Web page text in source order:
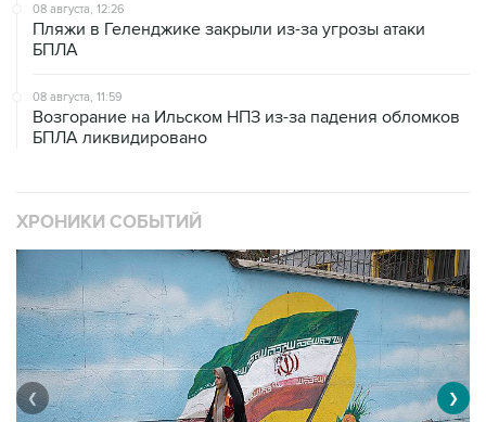
08 августа, 12:26
Пляжи в Геленджике закрыли из-за угрозы атаки
БПЛА
08 августа, 11:59
Возгорание на Ильском НПЗ из-за падения обломков
БПЛА ликвидировано
ХРОНИКИ СОБЫТИЙ
❮ ❯